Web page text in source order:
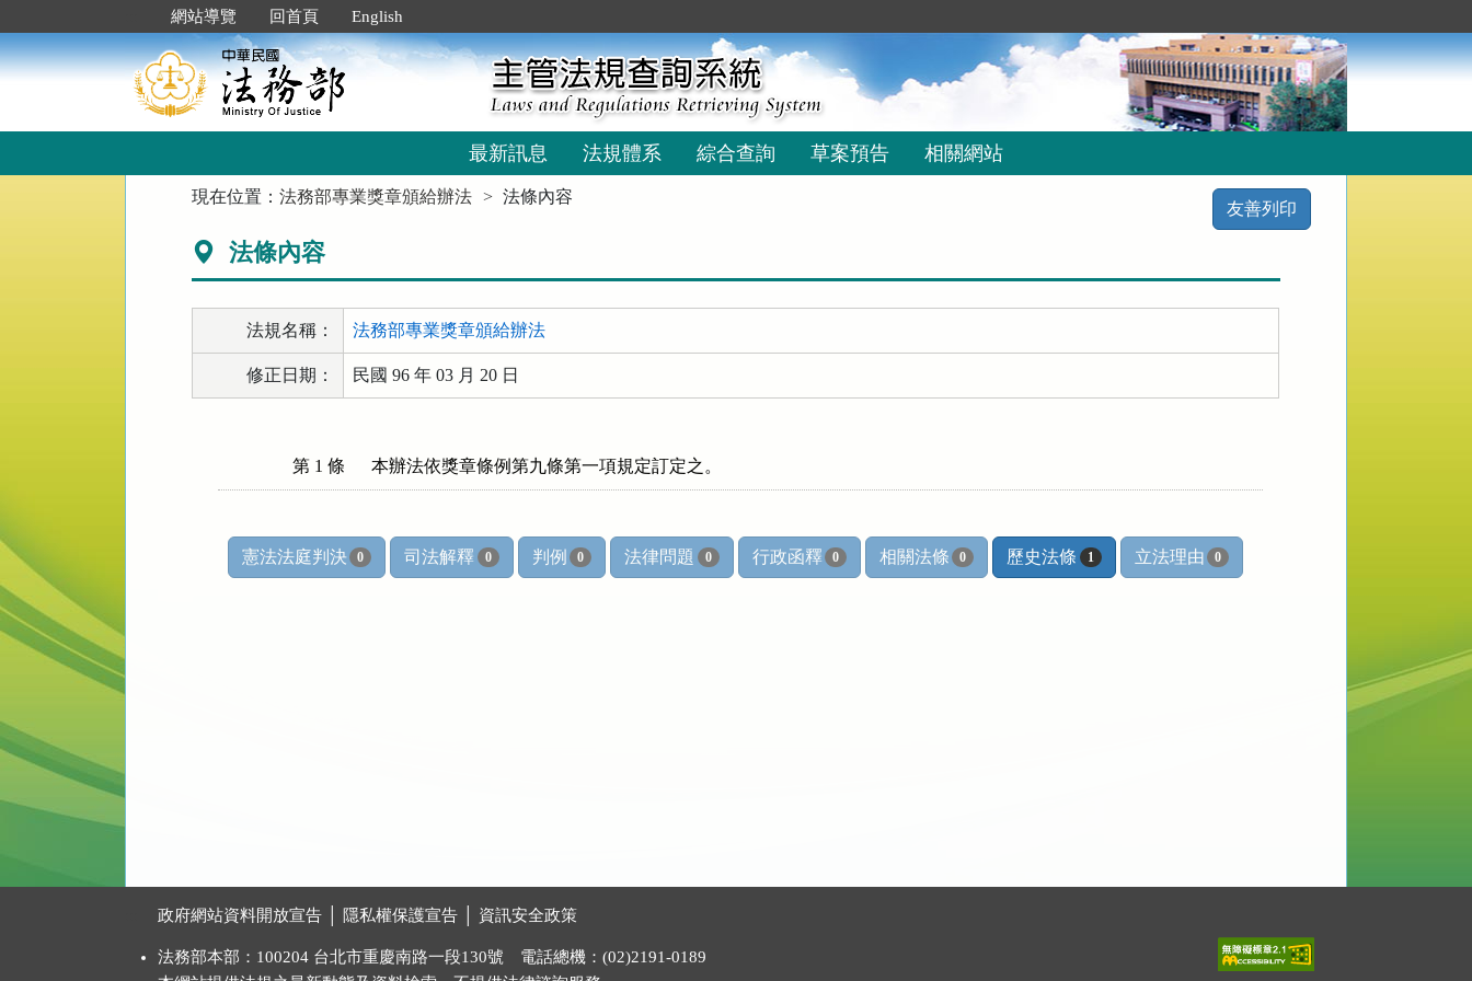
到
主
要
網站導覽 回首頁 English
最新訊息 法規體系 綜合查詢 草案預告 相關網站
現在位置：法務部專業獎章頒給辦法 法條內容
友善列印
法條內容
法規名稱： 法務部專業獎章頒給辦法
修正日期： 民國 96 年 03 月 20 日
第 1 條 本辦法依獎章條例第九條第一項規定訂定之。
憲法法庭判決 0 司法解釋 0 判例 0 法律問題 0 行政函釋 0 相關法條 0 歷史法條 1 立法理由 0
政府網站資料開放宣告 隱私權保護宣告 資訊安全政策
法務部本部：100204 台北市重慶南路一段130號 電話總機：(02)2191-0189